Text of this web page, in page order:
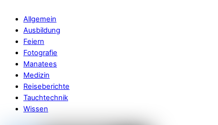
Allgemein
Ausbildung
Feiern
Fotografie
Manatees
Medizin
Reiseberichte
Tauchtechnik
Wissen